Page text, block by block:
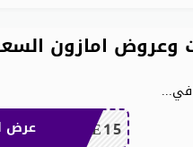
امازون
في...
SAVE15 عرض